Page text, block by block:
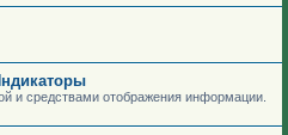
и средствами отображения информации.